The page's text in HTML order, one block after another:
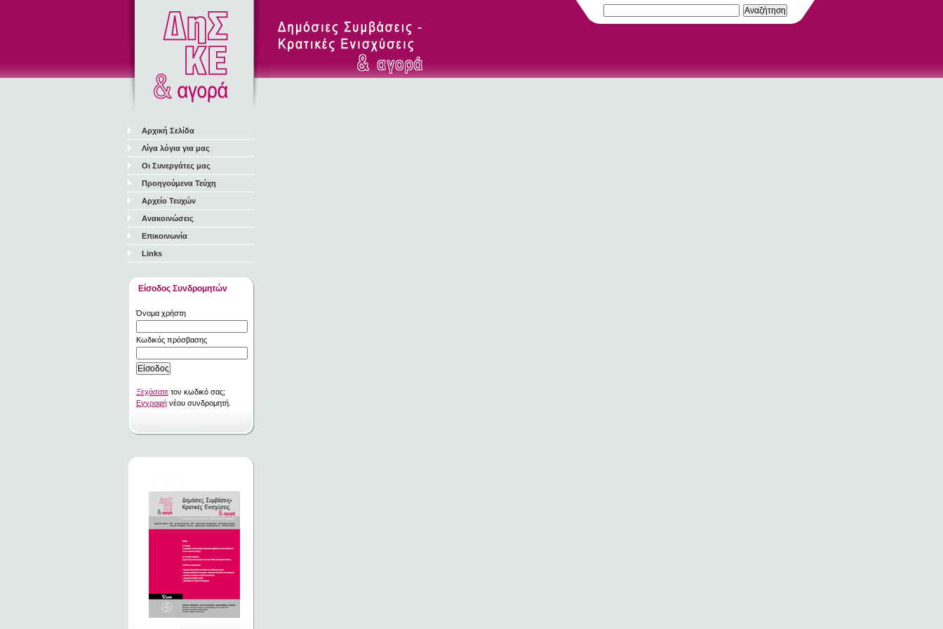
Αρχική Σελίδα
Λίγα λόγια για μας
Οι Συνεργάτες μας
Προηγούμενα Τεύχη
Αρχείο Τευχών
Ανακοινώσεις
Επικοινωνία
Links
Είσοδος Συνδρομητών
Όνομα χρήστη
Κωδικός πρόσβασης
Ξεχάσατε τον κωδικό σας;
Εγγραφή νέου συνδρομητή.